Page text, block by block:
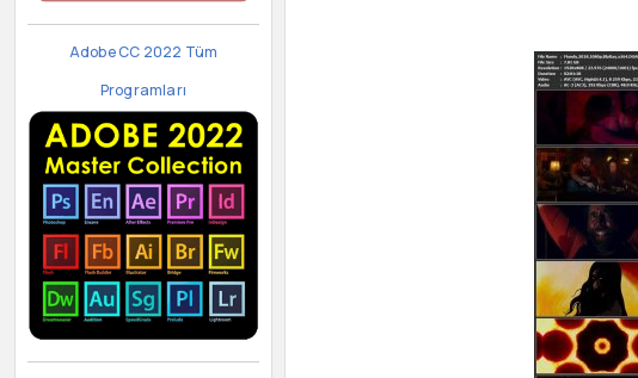
Adobe CC 2022 Tüm
Programları